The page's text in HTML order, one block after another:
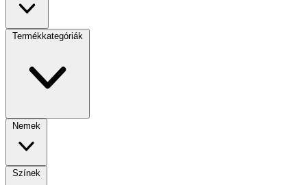
Termékkategóriák
Nemek
Színek